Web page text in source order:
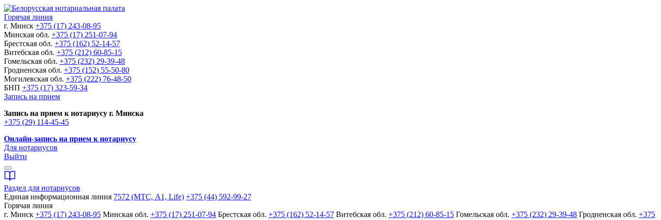
Горячая линия
г. Минск +375 (17) 243-08-95
Минская обл. +375 (17) 251-07-94
Брестская обл. +375 (162) 52-14-57
Витебская обл. +375 (212) 60-85-15
Гомельская обл. +375 (232) 29-39-48
Гродненская обл. +375 (152) 55-50-80
Могилевская обл. +375 (222) 76-48-50
БНП +375 (17) 323-59-34
Запись на прием
Запись на прием к нотариусу г. Минска
+375 (29) 114-45-45
Онлайн-запись на прием к нотариусу
Для нотариусов
Выйти
Раздел для нотариусов
Единая информационная линия 7572 (МТС, A1, Life) +375 (44) 592-99-27
Горячая линия
г. Минск +375 (17) 243-08-95 Минская обл. +375 (17) 251-07-94 Брестская обл. +375 (162) 52-14-57 Витебская обл. +375 (212) 60-85-15 Гомельская обл. +375 (232) 29-39-48 Гродненская обл. +375